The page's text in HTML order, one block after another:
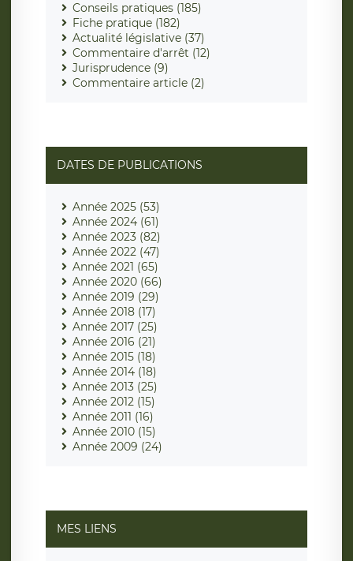
Conseils pratiques (185)
Fiche pratique (182)
Actualité législative (37)
Commentaire d'arrêt (12)
Jurisprudence (9)
Commentaire article (2)
DATES DE PUBLICATIONS
Année 2025 (53)
Année 2024 (61)
Année 2023 (82)
Année 2022 (47)
Année 2021 (65)
Année 2020 (66)
Année 2019 (29)
Année 2018 (17)
Année 2017 (25)
Année 2016 (21)
Année 2015 (18)
Année 2014 (18)
Année 2013 (25)
Année 2012 (15)
Année 2011 (16)
Année 2010 (15)
Année 2009 (24)
MES LIENS